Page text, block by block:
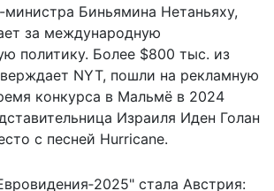
Биньямина Нетаньяху,
за международную
политику. Более $800 тыс. из
NYT, пошли на рекламную
конкурса в Мальмё в 2024
Израиля Иден Голан
с песней Hurricane.
стала Австрия: